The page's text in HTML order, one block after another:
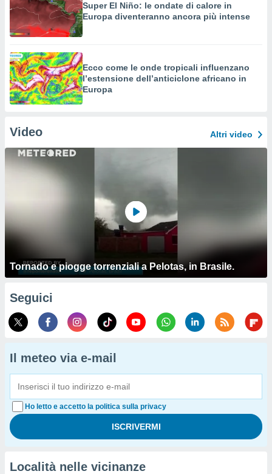
Super El Niño: le ondate di calore in
Europa diventeranno ancora più intense
Ecco come le onde tropicali influenzano
l’estensione dell’anticiclone africano in
Europa
Video Altri video
Tornado e piogge torrenziali a Pelotas, in Brasile.
Seguici
Il meteo via e-mail
Ho letto e accetto la politica sulla privacy
Località nelle vicinanze